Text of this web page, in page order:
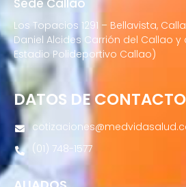
Los Topacios 1291 – Bellavista,
Daniel Alcides Carrión del Callao
Estadio Polideportivo Callao)
DATOS DE CONTACTO
(01) 748-1577